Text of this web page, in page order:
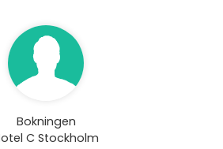
Bokningen
C Stockholm